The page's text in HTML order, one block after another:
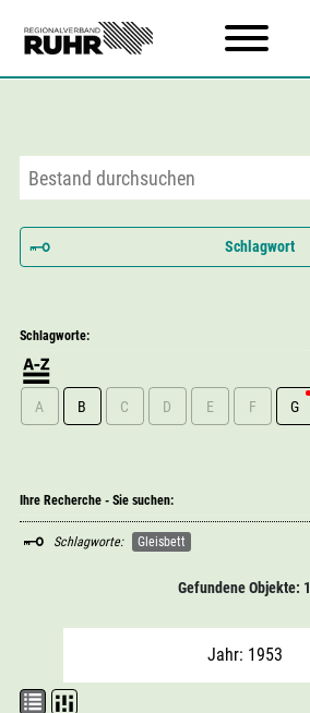
Schlagwort
Gefundene Objekte: 1
Jahr: 1953
Schlagworte:
A B C D E F G
Ihre Recherche - Sie suchen:
Schlagworte: Gleisbett